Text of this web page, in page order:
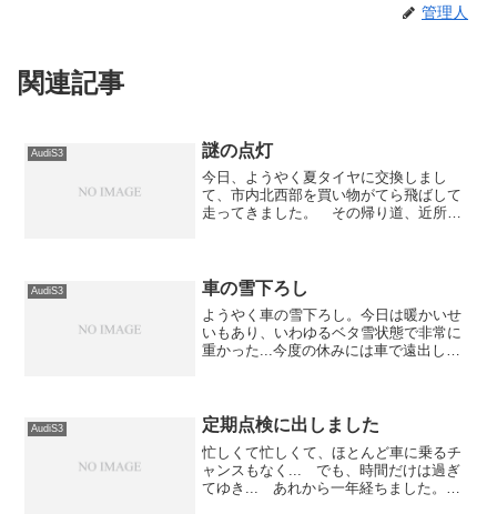
管理人
関連記事
AudiS3 謎の点灯
今日、ようやく夏タイヤに交換しまし
て、市内北西部を買い物がてら飛ばして
走ってきました。 その帰り道、近所の
キーを外して降りる時に「ピ...
AudiS3 車の雪下ろし
ようやく車の雪下ろし。今日は暖かいせ
いもあり、いわゆるベタ雪状態で非常に
重かった...今度の休みには車で遠出した
（普段でも一週間もし...
AudiS3 定期点検に出しました
忙しくて忙しくて、ほとんど車に乗るチ
ャンスもなく... でも、時間だけは過ぎ
てゆき... あれから一年経ちました。と